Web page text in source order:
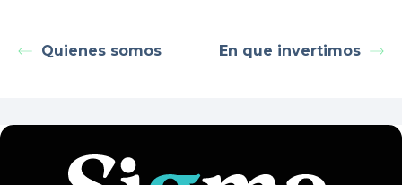
Quienes somos En que invertimos